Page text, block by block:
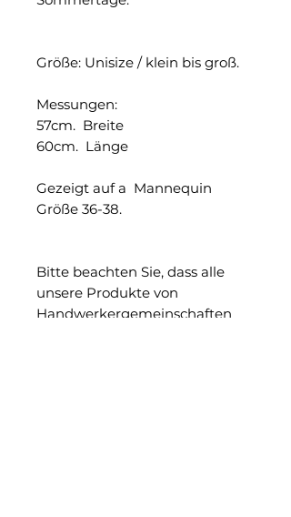
Größe: Unisize / klein bis groß.
Messungen:
57cm. Breite
60cm. Länge
Gezeigt auf a Mannequin
Größe 36-38.
Bitte beachten Sie, dass alle
unsere Produkte von
Handwerkergemeinschaften